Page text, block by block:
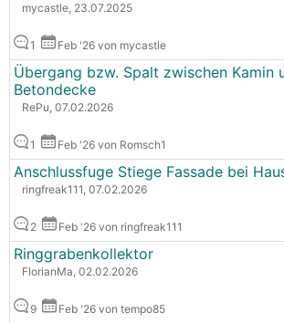
mycastle, 23.07.2025
1 Feb '26 von mycastle
Übergang bzw. Spalt zwischen Kamin
Betondecke
RePu, 07.02.2026
1 Feb '26 von Romsch1
Anschlussfuge Stiege Fassade bei
ringfreak111, 07.02.2026
2 Feb '26 von ringfreak111
Ringgrabenkollektor
FlorianMa, 02.02.2026
9 Feb '26 von tempo85